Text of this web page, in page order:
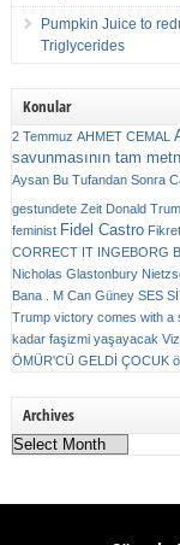
Pumpkin Juice to
Triglycerides
Konular
2 Temmuz AHMET CEMAL
savunmasının tam
Aysan Bu Tufandan Sonra
gestundete Zeit Donald
feminist Fidel Castro
CORRECT IT INGEBORG
Nicholas Glastonbury
Bana . M Can Güney SES
Trump victory comes with a
kadar faşizmi yaşayacak
ÖMÜR'CÜ GELDİ ÇOCUK
Archives
Archives